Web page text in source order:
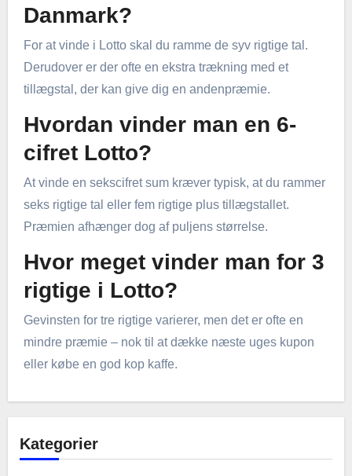
Danmark?
For at vinde i Lotto skal du ramme de syv rigtige tal.
Derudover er der ofte en ekstra trækning med et
tillægstal, der kan give dig en andenpræmie.
Hvordan vinder man en 6-
cifret Lotto?
At vinde en sekscifret sum kræver typisk, at du rammer
seks rigtige tal eller fem rigtige plus tillægstallet.
Præmien afhænger dog af puljens størrelse.
Hvor meget vinder man for 3
rigtige i Lotto?
Gevinsten for tre rigtige varierer, men det er ofte en
mindre præmie – nok til at dække næste uges kupon
eller købe en god kop kaffe.
Kategorier